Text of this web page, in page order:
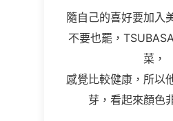
隨自己的喜好要加入
不要也罷，
菜，
感覺比較健康，所以
芽，看起來顏色